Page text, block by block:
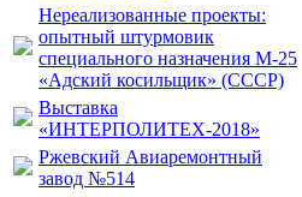
Нереализованные проекты:
опытный штурмовик
специального назначения М-25
«Адский косильщик» (СССР)
Выставка
«ИНТЕРПОЛИТЕХ-2018»
Ржевский Авиаремонтный
завод №514